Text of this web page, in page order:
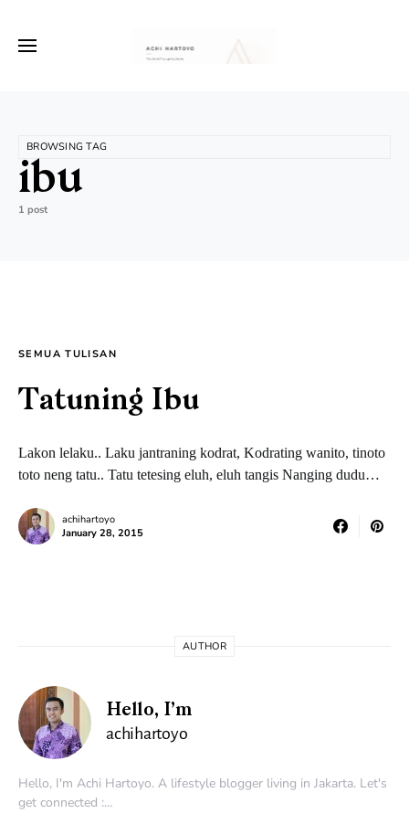
BROWSING TAG
ibu
1 post
SEMUA TULISAN
Tatuning Ibu
Lakon lelaku.. Laku jantraning kodrat, Kodrating wanito, tinoto
toto neng tatu.. Tatu tetesing eluh, eluh tangis Nanging dudu…
achihartoyo
January 28, 2015
AUTHOR
Hello, I’m
achihartoyo
Hello, I'm Achi Hartoyo. A lifestyle blogger living in Jakarta. Let's
get connected :…